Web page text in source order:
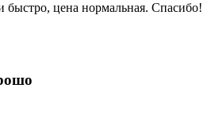
быстро, цена нормальная. Спасибо!